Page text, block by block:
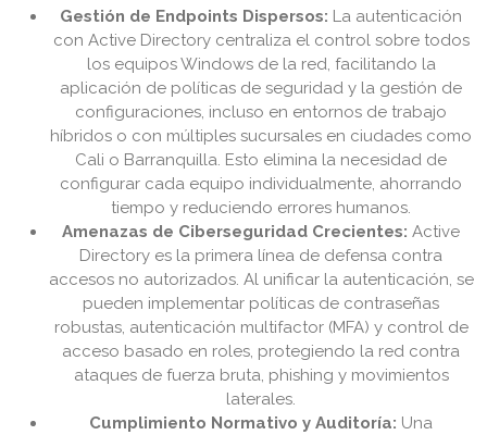
Gestión de Endpoints Dispersos: La autenticación
con Active Directory centraliza el control sobre todos
los equipos Windows de la red, facilitando la
aplicación de políticas de seguridad y la gestión de
configuraciones, incluso en entornos de trabajo
híbridos o con múltiples sucursales en ciudades como
Cali o Barranquilla. Esto elimina la necesidad de
configurar cada equipo individualmente, ahorrando
tiempo y reduciendo errores humanos.
Amenazas de Ciberseguridad Crecientes: Active
Directory es la primera línea de defensa contra
accesos no autorizados. Al unificar la autenticación, se
pueden implementar políticas de contraseñas
robustas, autenticación multifactor (MFA) y control de
acceso basado en roles, protegiendo la red contra
ataques de fuerza bruta, phishing y movimientos
laterales.
Cumplimiento Normativo y Auditoría: Una